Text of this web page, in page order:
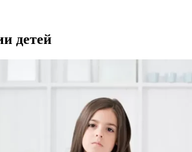
детей